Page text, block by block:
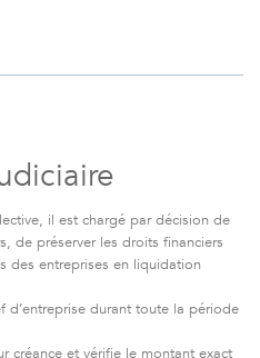
il est chargé par décision de
de préserver les droits financiers
des entreprises en liquidation
d’entreprise durant toute la période
créance et vérifie le montant exact